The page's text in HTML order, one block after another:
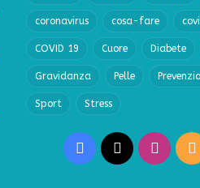
coronavirus cosa-fare
COVID 19 Cuore Diabete
Gravidanza Pelle
Sport Stress
Facebook